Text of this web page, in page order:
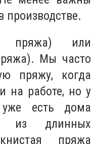
производстве.
пряжа) или
Мы часто
пряжу, когда
на работе, но у
есть дома
из длинных
пряжа